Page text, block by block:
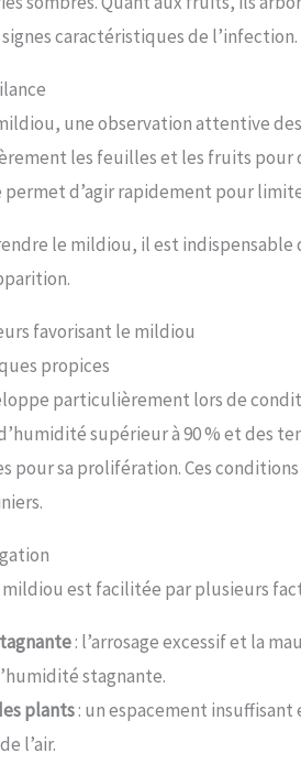
caractéristiques de l’infection.
une observation attentive
les feuilles et les fruits
d’agir rapidement pour
le mildiou, il est indispensable
favorisant le mildiou
propices
particulièrement lors de
supérieur à 90 % et des
pour sa prolifération. Ces
est facilitée par plusieurs
: l’arrosage excessif et la
stagnante.
plants: un espacement
l’air.